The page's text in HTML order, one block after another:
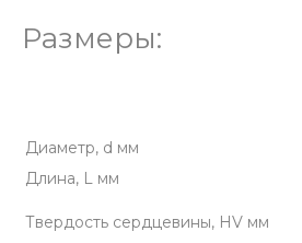
Размеры:
Диаметр, d мм
Длина, L мм
Твердость сердцевины, HV мм